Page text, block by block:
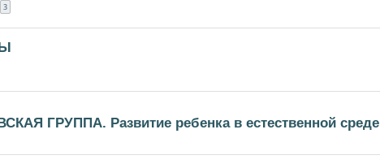
3
ГРУППА. Развитие ребенка в естественной среде